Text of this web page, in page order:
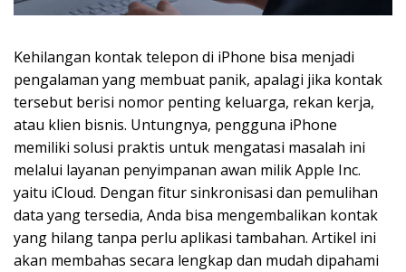
Kehilangan kontak telepon di iPhone bisa menjadi
pengalaman yang membuat panik, apalagi jika kontak
tersebut berisi nomor penting keluarga, rekan kerja,
atau klien bisnis. Untungnya, pengguna iPhone
memiliki solusi praktis untuk mengatasi masalah ini
melalui layanan penyimpanan awan milik Apple Inc.
yaitu iCloud. Dengan fitur sinkronisasi dan pemulihan
data yang tersedia, Anda bisa mengembalikan kontak
yang hilang tanpa perlu aplikasi tambahan. Artikel ini
akan membahas secara lengkap dan mudah dipahami